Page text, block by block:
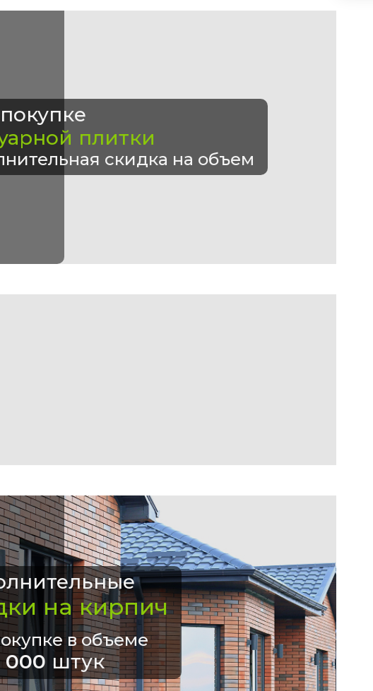
плитки
скидка на объем
на кирпич
в объеме
000 штук